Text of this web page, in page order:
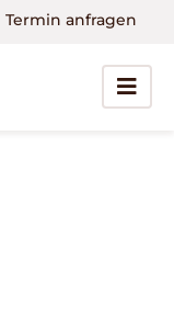
Termin anfragen